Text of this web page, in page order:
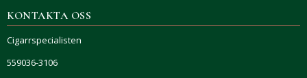
KONTAKTA OSS
Cigarrspecialisten
559036-3106